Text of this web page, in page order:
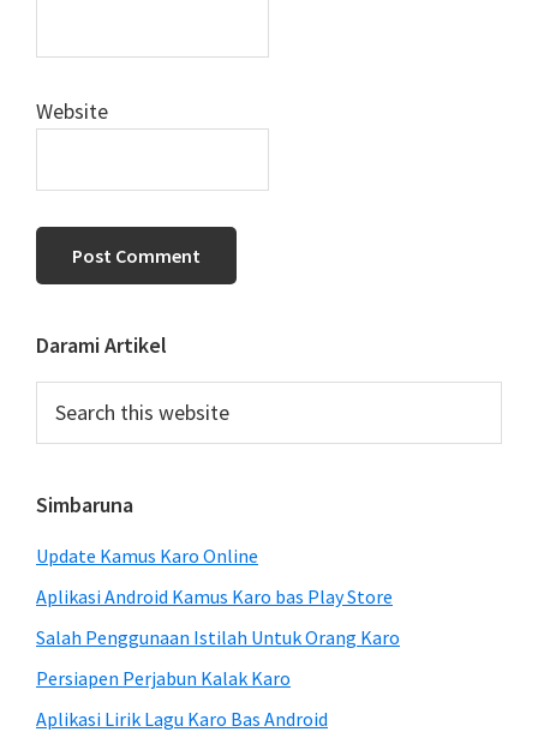
Website
Primary
Sidebar
Darami Artikel
this
Simbaruna
Update Kamus Karo Online
Aplikasi Android Kamus Karo bas Play Store
Salah Penggunaan Istilah Untuk Orang Karo
Persiapen Perjabun Kalak Karo
Aplikasi Lirik Lagu Karo Bas Android